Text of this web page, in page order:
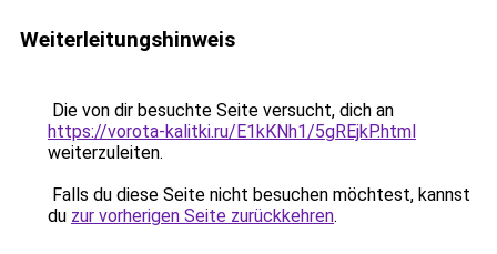
Weiterleitungshinweis
Die von dir besuchte Seite versucht, dich an
https://vorota-kalitki.ru/E1kKNh1/5gREjkP.html
weiterzuleiten.
Falls du diese Seite nicht besuchen möchtest, kannst
du zur vorherigen Seite zurückkehren.